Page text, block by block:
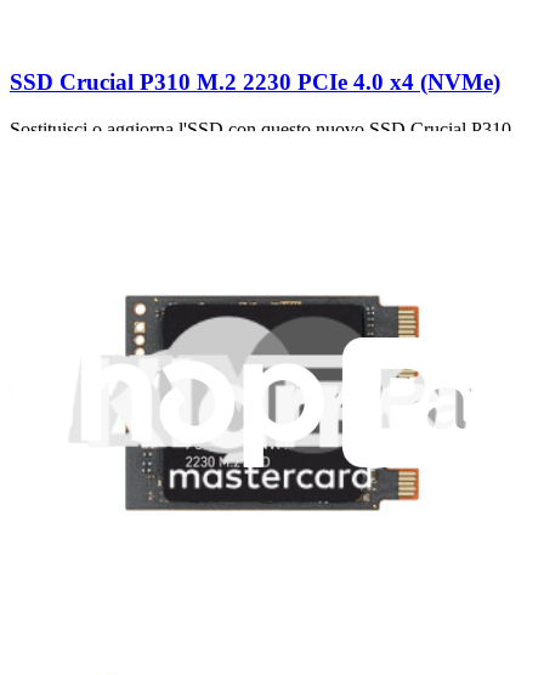
SSD Crucial P310 M.2 2230 PCIe 4.0 x4 (NVMe)
Sostituisci o aggiorna l'SSD con questo nuovo SSD Crucial P310
Chi siamo
Supporto Clienti
Parla di iFixit
Carriere
Risorse
Community
Pro Wholesale
Trova un negozio
Per i produttori